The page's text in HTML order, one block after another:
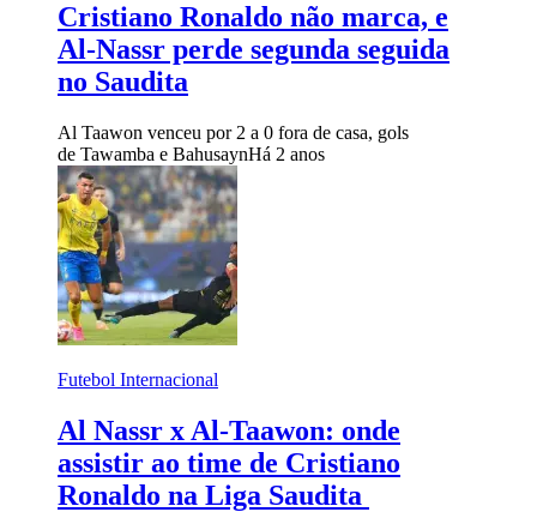
Cristiano Ronaldo não marca, e
Al-Nassr perde segunda seguida
no Saudita
Al Taawon venceu por 2 a 0 fora de casa, gols
de Tawamba e BahusaynHá 2 anos
Futebol Internacional
Al Nassr x Al-Taawon: onde
assistir ao time de Cristiano
Ronaldo na Liga Saudita